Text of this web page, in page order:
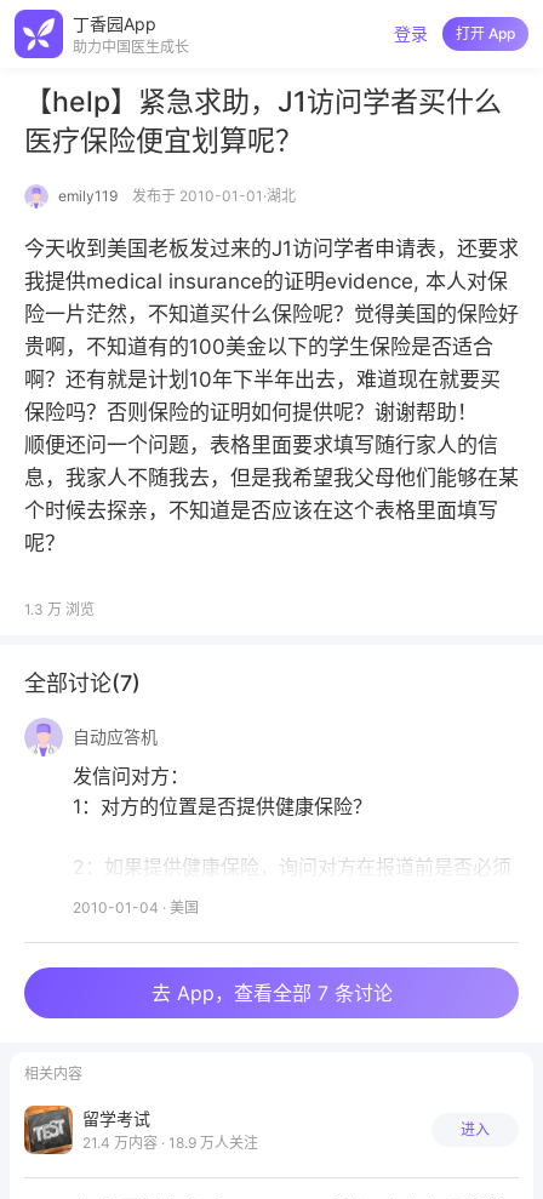
丁香园App
助力中国医生成长
登录 打开 App
【help】紧急求助，J1访问学者买什么
医疗保险便宜划算呢？
emily119 发布于 2010-01-01·湖北
今天收到美国老板发过来的J1访问学者申请表，还要求
我提供medical insurance的证明evidence, 本人对保
险一片茫然，不知道买什么保险呢？觉得美国的保险好
贵啊，不知道有的100美金以下的学生保险是否适合
啊？还有就是计划10年下半年出去，难道现在就要买
保险吗？否则保险的证明如何提供呢？谢谢帮助！
顺便还问一个问题，表格里面要求填写随行家人的信
息，我家人不随我去，但是我希望我父母他们能够在某
个时候去探亲，不知道是否应该在这个表格里面填写
呢？
1.3 万 浏览
全部讨论(7)
自动应答机
发信问对方：
1：对方的位置是否提供健康保险？
2：如果提供健康保险，询问对方在报道前是否必须
要求个人购买保险，如果要求，需要覆盖哪段时间。
3：如果对方不提供健康保险，询问清楚个人购买健
间。可以声明，如果没有特殊要求，你打算在入境入
再购买健康保险。
2010-01-04 · 美国
去 App，查看全部 7 条讨论
相关内容
留学考试
21.4 万内容 · 18.9 万人关注
进入